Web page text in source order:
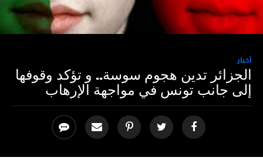
أخبار
الجزائر تدين هجوم سوسة.. و تؤكد وقوفها
إلى جانب تونس في مواجهة الإرهاب